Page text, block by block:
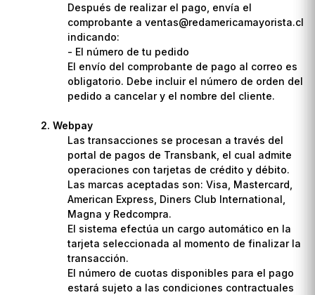
Después de realizar el pago, envía el
comprobante a ventas@redamericamayorista.cl
indicando:
- El número de tu pedido
El envío del comprobante de pago al correo es
obligatorio. Debe incluir el número de orden del
pedido a cancelar y el nombre del cliente.
Webpay
Las transacciones se procesan a través del
portal de pagos de Transbank, el cual admite
operaciones con tarjetas de crédito y débito.
Las marcas aceptadas son: Visa, Mastercard,
American Express, Diners Club International,
Magna y Redcompra.
El sistema efectúa un cargo automático en la
tarjeta seleccionada al momento de finalizar la
transacción.
El número de cuotas disponibles para el pago
estará sujeto a las condiciones contractuales